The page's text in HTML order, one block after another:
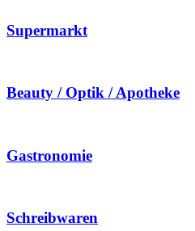
Supermarkt
Beauty / Optik / Apotheke
Gastronomie
Schreibwaren